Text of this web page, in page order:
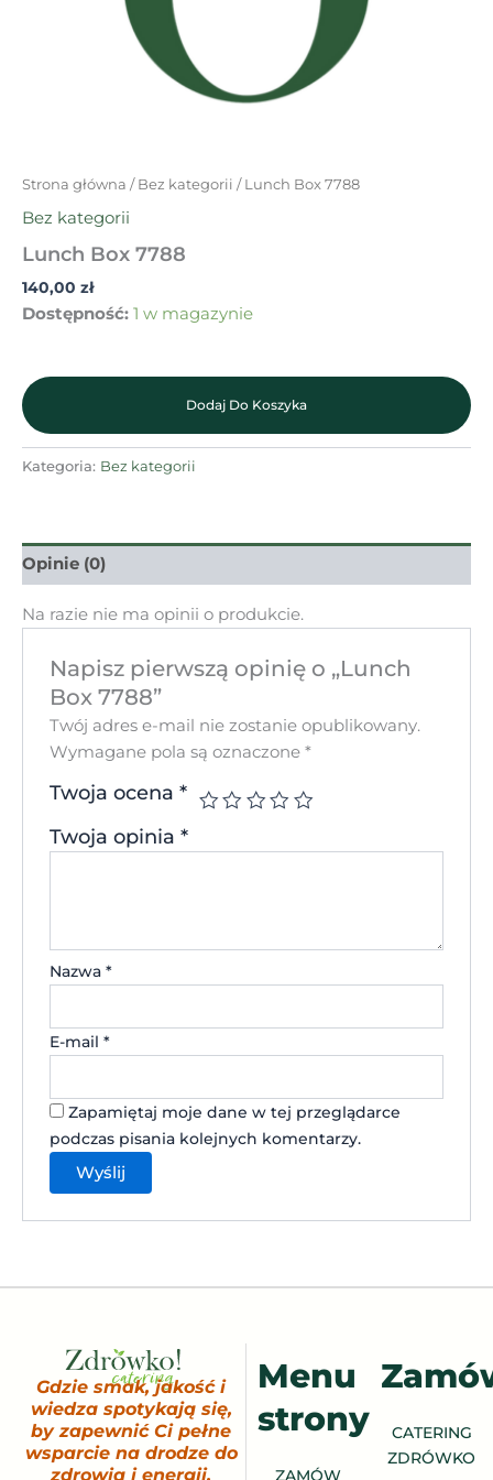
Strona główna /Bez kategorii / Lunch Box 7788
Bez kategorii
Lunch Box 7788
140,00 zł
Dostępność: 1 w magazynie
Dodaj Do Koszyka
Kategoria: Bez kategorii
Opinie (0)
Na razie nie ma opinii o produkcie.
Napisz pierwszą opinię o „Lunch
Box 7788”
Twój adres e-mail nie zostanie opublikowany.
Wymagane pola są oznaczone*
Twoja ocena*
Twoja opinia*
Nazwa*
E-mail*
Zapamiętaj moje dane w tej przeglądarce
podczas pisania kolejnych komentarzy.
Gdzie smak, jakość i
wiedza spotykają się,
by zapewnić Ci pełne
wsparcie na drodze do
zdrowia i energii.
Menu
strony
ZAMÓW
CATERING
ZDRÓWKO